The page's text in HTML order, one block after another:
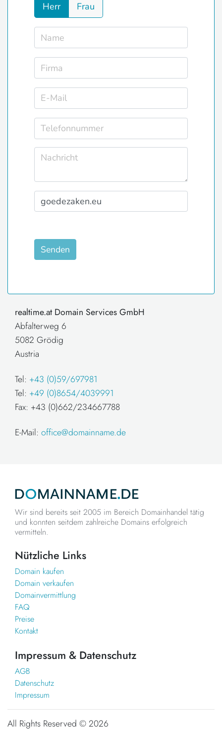
Herr Frau
Senden
realtime.at Domain Services GmbH
Abfalterweg 6
5082 Grödig
Austria
Tel: +43 (0)59/697981
Tel: +49 (0)8654/4039991
Fax: +43 (0)662/234667788
E-Mail: office@domainname.de
Wir sind bereits seit 2005 im Bereich Domainhandel tätig
und konnten seitdem zahlreiche Domains erfolgreich
vermitteln.
Nützliche Links
Domain kaufen
Domain verkaufen
Domainvermittlung
FAQ
Preise
Kontakt
Impressum & Datenschutz
AGB
Datenschutz
Impressum
All Rights Reserved ©2026